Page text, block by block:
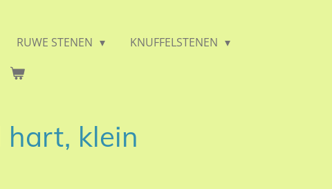
RUWE STENEN
KNUFFELSTENEN
hart, klein